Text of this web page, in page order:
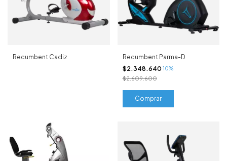
Recumbent Cadiz
Recumbent Parma-D
$2.348.640 10%
$2.609.600